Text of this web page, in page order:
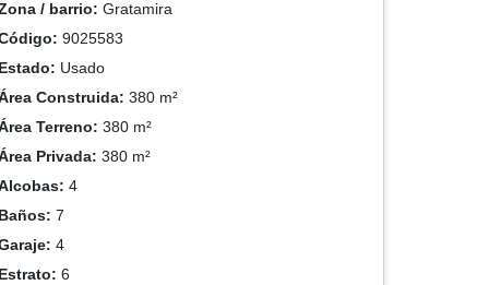
/ barrio: Gratamira
9025583
Usado
Construida: 380 m²
Terreno: 380 m²
Privada: 380 m²
4
7
4
6